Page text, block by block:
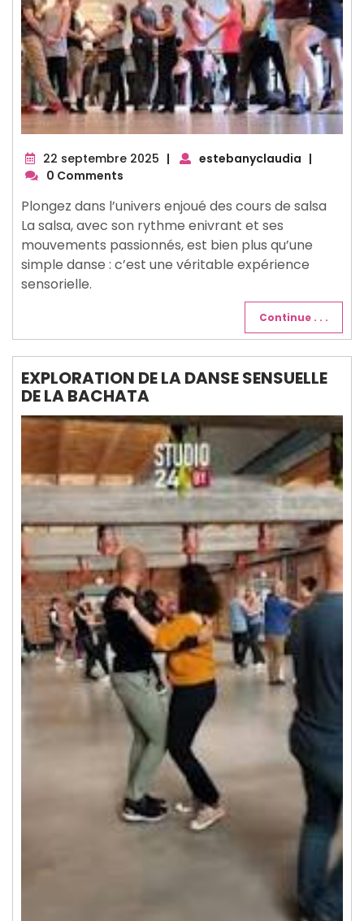
22 septembre 2025 22
| estebanyclaudia |
0 Comments
Plongez dans l’univers enjoué des cours de salsa
La salsa, avec son rythme enivrant et ses
mouvements passionnés, est bien plus qu’une
simple danse : c’est une véritable expérience
sensorielle.
Continue . . .
EXPLORATION DE LA DANSE SENSUELLE
DE LA BACHATA